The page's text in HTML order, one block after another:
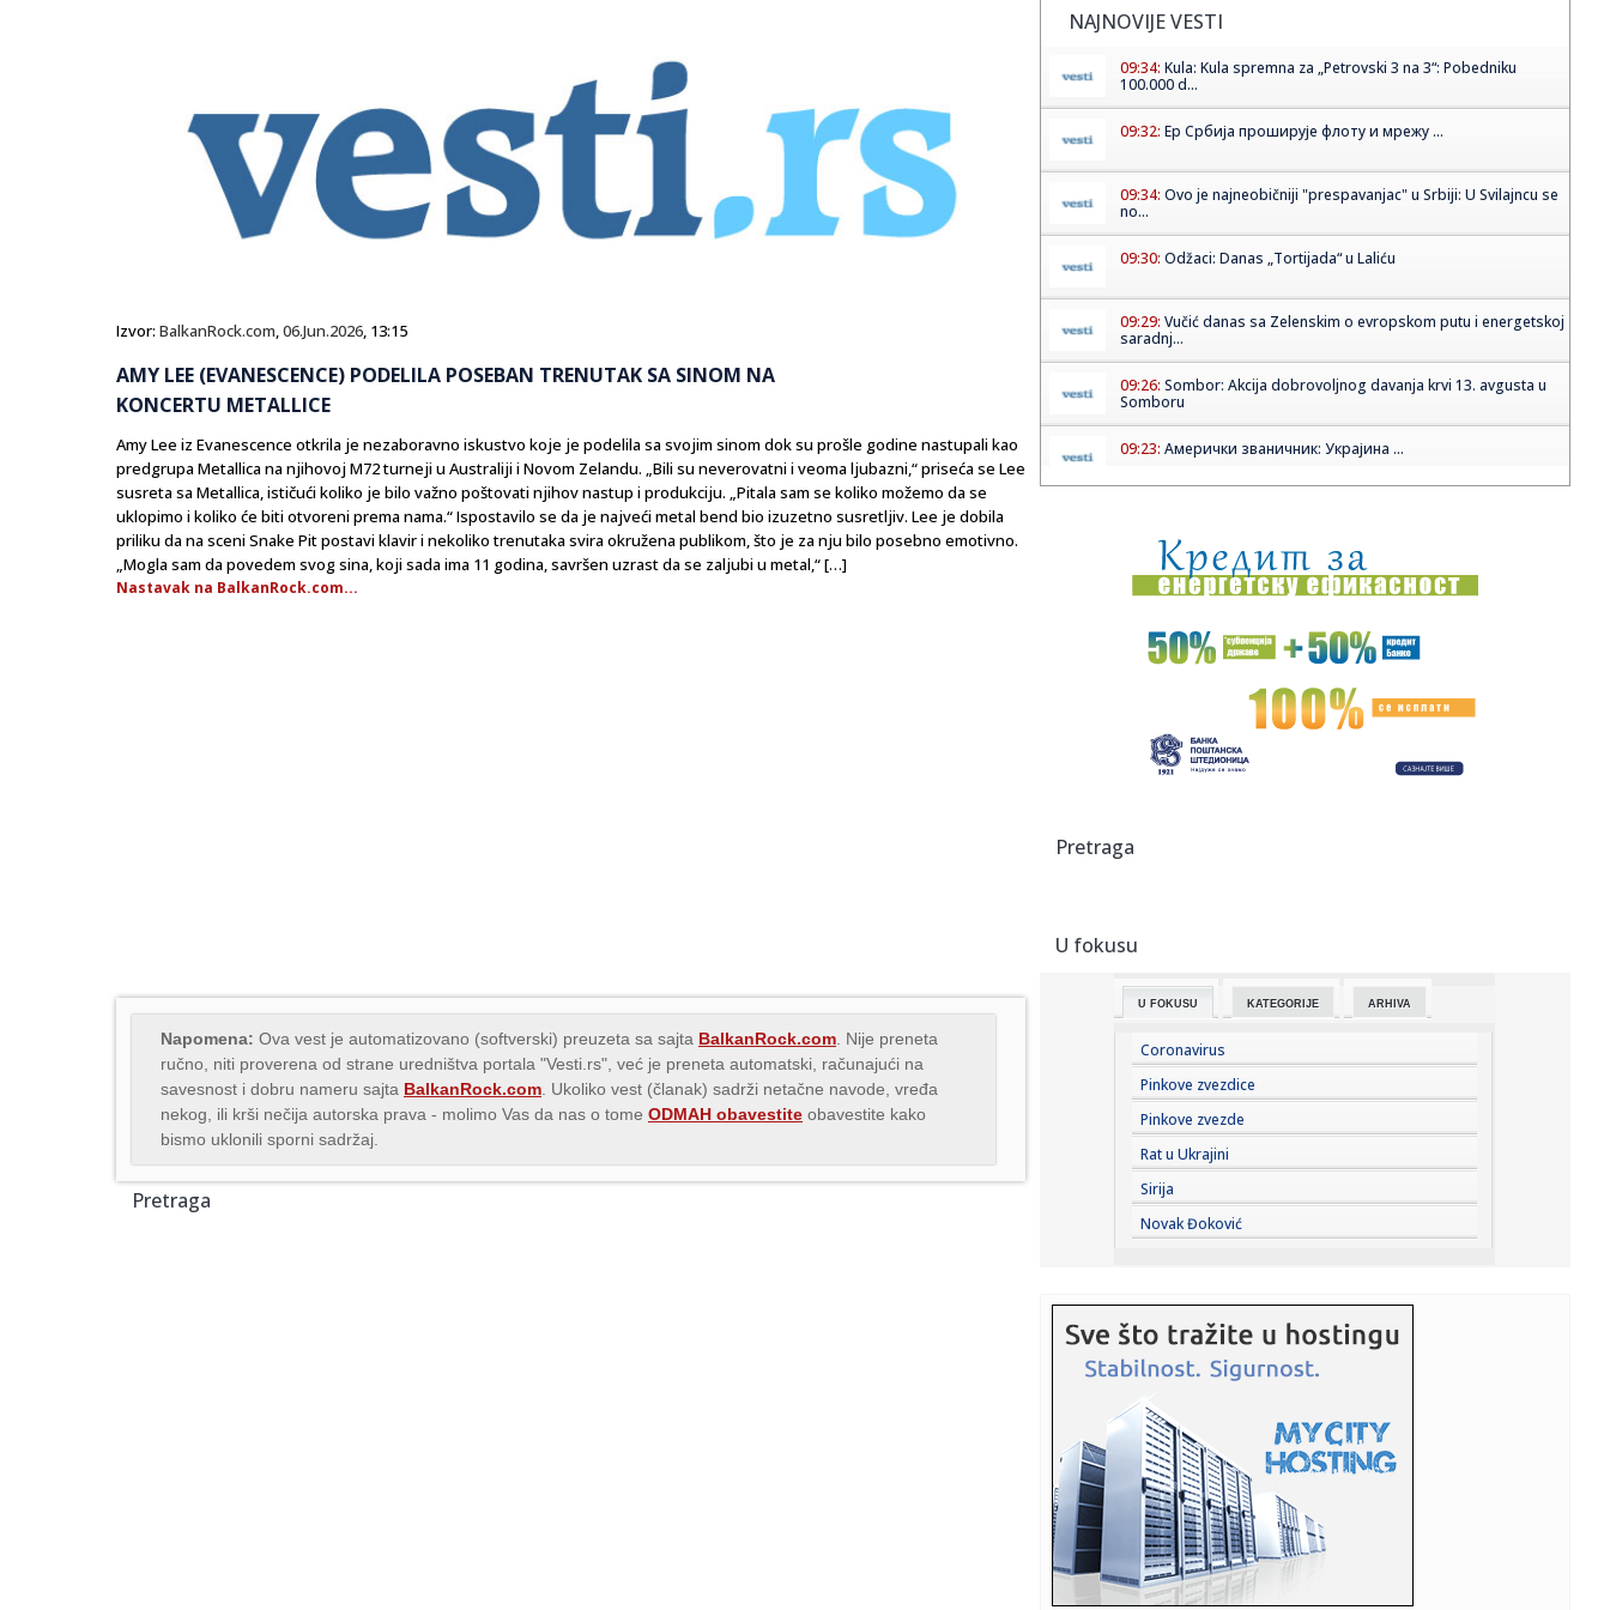
Izvor: BalkanRock.com,06.Jun.2026, 13:15
AMY LEE (EVANESCENCE) PODELILA POSEBAN TRENUTAK SA SINOM NA
KONCERTU METALLICE
Amy Lee iz Evanescence otkrila je nezaboravno iskustvo koje je podelila sa svojim sinom dok su prošle godine nastupali kao
predgrupa Metallica na njihovoj M72 turneji u Australiji i Novom Zelandu. „Bili su neverovatni i veoma ljubazni,“ priseća se Lee
susreta sa Metallica, ističući koliko je bilo važno poštovati njihov nastup i produkciju. „Pitala sam se koliko možemo da se
uklopimo i koliko će biti otvoreni prema nama.“ Ispostavilo se da je najveći metal bend bio izuzetno susretljiv. Lee je dobila
priliku da na sceni Snake Pit postavi klavir i nekoliko trenutaka svira okružena publikom, što je za nju bilo posebno emotivno.
„Mogla sam da povedem svog sina, koji sada ima 11 godina, savršen uzrast da se zaljubi u metal,“ […]
Nastavak na BalkanRock.com...
Napomena: Ova vest je automatizovano (softverski) preuzeta sa sajta BalkanRock.com . Nije preneta
ručno, niti proverena od strane uredništva portala "Vesti.rs", već je preneta automatski, računajući na
savesnost i dobru nameru sajta BalkanRock.com . Ukoliko vest (članak) sadrži netačne navode, vređa
nekog, ili krši nečija autorska prava - molimo Vas da nas o tome ODMAH obavestite obavestite kako
bismo uklonili sporni sadržaj.
Pretraga
NAJNOVIJE VESTI
09:34: Kula: Kula spremna za „Petrovski 3 na 3“: Pobedniku
100.000 d...
09:32: Ер Србија проширује флоту и мрежу ...
09:34: Ovo je najneobičniji "prespavanjac" u Srbiji: U Svilajncu se
no...
09:30: Odžaci: Danas „Tortijada“ u Laliću
09:29: Vučić danas sa Zelenskim o evropskom putu i energetskoj
saradnj...
09:26: Sombor: Akcija dobrovoljnog davanja krvi 13. avgusta u
Somboru
09:23: Амерички званичник: Украјина ...
09:23:Sombor: (FOTO) Prvo veče „Bodrog festa“ okupilo
ljubitelje t...
09:21:Bugari spasavaju Evropu
Enes Kanter postaje košarkašica: Bivši centar se prijavljuje
09:19:Mađar i stranka Tisa danas nominuju kandidata za
09:12:
09:09: Amerika objavila nove snimke NLO-a
09:09:Ako putujete avionom, ovu grešku sa hranom pravi skoro
svako
09:09:Motor radio gotovo godinu dana bez gašenja, mehaničar
ostao šo...
09:09:Tri znaka ulaze u period kada novac dolazi lakše nego
ikad
09:09: Na Batrovcima se od jutros čeka oko četiri sata
09:08:
09:08:AdmiralBet ABA liga ostala bez direktora: Milija Vojinović
iznen...
09:07:Ukrajina menja pravila igre: Obećala da neće napadati
tankere s...
09:07:Er Srbija širi mrežu letova: Iz Beograda do više od 100
Pretraga
U fokusu
U FOKUSU KATEGORIJE ARHIVA
Coronavirus
Pinkove zvezdice
Pinkove zvezde
Rat u Ukrajini
Sirija
Novak Đoković